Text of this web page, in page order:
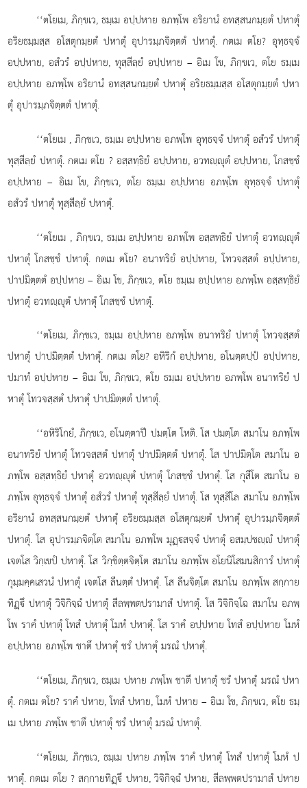
‘‘ตโยเม, ภิกฺขเว, ธมฺเม อปฺปหาย อภพฺโพ อริยานํ อทสฺสนกมฺยตํ ปหาตุํ
อริยธมฺมสฺส อโสตุกมฺยตํ ปหาตุํ อุปารมฺภจิตฺตตํ ปหาตุํ. กตเม ตโย? อุทฺธจฺจํ
อปฺปหาย, อสํวรํ อปฺปหาย, ทุสฺสีลฺยํ อปฺปหาย – อิเม โข, ภิกฺขเว, ตโย ธมฺเม
อปฺปหาย อภพฺโพ อริยานํ อทสฺสนกมฺยตํ ปหาตุํ อริยธมฺมสฺส อโสตุกมฺยตํ ปหา
ตุํ อุปารมฺภจิตฺตตํ ปหาตุํ.
‘‘ตโยเม , ภิกฺขเว, ธมฺเม อปฺปหาย อภพฺโพ อุทฺธจฺจํ ปหาตุํ อสํวรํ ปหาตุํ
ทุสฺสีลฺยํ ปหาตุํ. กตเม ตโย ? อสฺสทฺธิยํ อปฺปหาย, อวทฺุตํ อปฺปหาย, โกสชฺชํ
อปฺปหาย – อิเม โข, ภิกฺขเว, ตโย ธมฺเม อปฺปหาย อภพฺโพ อุทฺธจฺจํ ปหาตุํ
อสํวรํ ปหาตุํ ทุสฺสีลฺยํ ปหาตุํ.
‘‘ตโยเม , ภิกฺขเว, ธมฺเม อปฺปหาย อภพฺโพ อสฺสทฺธิยํ ปหาตุํ อวทฺุตํ
ปหาตุํ โกสชฺชํ ปหาตุํ. กตเม ตโย? อนาทริยํ อปฺปหาย, โทวจสฺสตํ อปฺปหาย,
ปาปมิตฺตตํ อปฺปหาย – อิเม โข, ภิกฺขเว, ตโย ธมฺเม อปฺปหาย อภพฺโพ อสฺสทฺธิยํ
ปหาตุํ อวทฺุตํ ปหาตุํ โกสชฺชํ ปหาตุํ.
‘‘ตโยเม, ภิกฺขเว, ธมฺเม อปฺปหาย อภพฺโพ อนาทริยํ ปหาตุํ โทวจสฺสตํ
ปหาตุํ ปาปมิตฺตตํ ปหาตุํ. กตเม ตโย? อหิริกํ อปฺปหาย, อโนตฺตปฺปํ อปฺปหาย,
ปมาทํ อปฺปหาย – อิเม โข, ภิกฺขเว, ตโย ธมฺเม อปฺปหาย อภพฺโพ อนาทริยํ ป
หาตุํ โทวจสฺสตํ ปหาตุํ ปาปมิตฺตตํ ปหาตุํ.
‘‘อหิริโกยํ, ภิกฺขเว, อโนตฺตาปี ปมตฺโต โหติ. โส ปมตฺโต สมาโน อภพฺโพ
อนาทริยํ ปหาตุํ โทวจสฺสตํ ปหาตุํ ปาปมิตฺตตํ ปหาตุํ. โส ปาปมิตฺโต สมาโน อ
ภพฺโพ อสฺสทฺธิยํ ปหาตุํ อวทฺุตํ ปหาตุํ โกสชฺชํ ปหาตุํ. โส กุสีโต สมาโน อ
ภพฺโพ อุทฺธจฺจํ ปหาตุํ อสํวรํ ปหาตุํ ทุสฺสีลฺยํ ปหาตุํ. โส ทุสฺสีโล สมาโน อภพฺโพ
อริยานํ อทสฺสนกมฺยตํ ปหาตุํ อริยธมฺมสฺส อโสตุกมฺยตํ ปหาตุํ อุปารมฺภจิตฺตตํ
ปหาตุํ. โส อุปารมฺภจิตฺโต สมาโน อภพฺโพ มุฏฺสจฺจํ ปหาตุํ อสมฺปชฺํ ปหาตุํ
เจตโส วิกฺเขปํ ปหาตุํ. โส วิกฺขิตฺตจิตฺโต สมาโน อภพฺโพ อโยนิโสมนสิการํ ปหาตุํ
กุมฺมคฺคเสวนํ ปหาตุํ เจตโส ลีนตฺตํ ปหาตุํ. โส ลีนจิตฺโต สมาโน อภพฺโพ สกฺกาย
ทิฏฺึ ปหาตุํ วิจิกิจฺฉํ ปหาตุํ สีลพฺพตปรามาสํ ปหาตุํ. โส วิจิกิจฺโฉ สมาโน อภพฺ
โพ ราคํ ปหาตุํ โทสํ ปหาตุํ โมหํ ปหาตุํ. โส ราคํ อปฺปหาย โทสํ อปฺปหาย โมหํ
อปฺปหาย อภพฺโพ ชาตึ ปหาตุํ ชรํ ปหาตุํ มรณํ ปหาตุํ.
‘‘ตโยเม, ภิกฺขเว, ธมฺเม ปหาย ภพฺโพ ชาตึ ปหาตุํ ชรํ ปหาตุํ มรณํ ปหา
ตุํ. กตเม ตโย? ราคํ ปหาย, โทสํ ปหาย, โมหํ ปหาย – อิเม โข, ภิกฺขเว, ตโย ธมฺ
เม ปหาย ภพฺโพ ชาตึ ปหาตุํ ชรํ ปหาตุํ มรณํ ปหาตุํ.
‘‘ตโยเม, ภิกฺขเว, ธมฺเม ปหาย ภพฺโพ ราคํ ปหาตุํ โทสํ ปหาตุํ โมหํ ป
หาตุํ. กตเม ตโย ? สกฺกายทิฏฺึ ปหาย, วิจิกิจฺฉํ ปหาย, สีลพฺพตปรามาสํ ปหาย